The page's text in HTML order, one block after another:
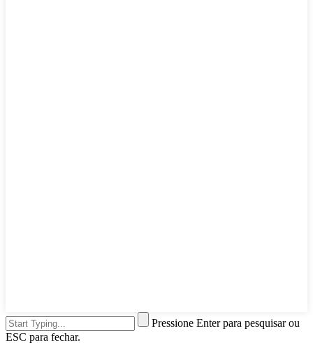
Pressione Enter para pesquisar ou
ESC para fechar.